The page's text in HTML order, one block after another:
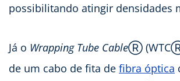
possibilitando atingir densidades
Já o Wrapping Tube CableⓇ
de um cabo de fita de fibra óptica